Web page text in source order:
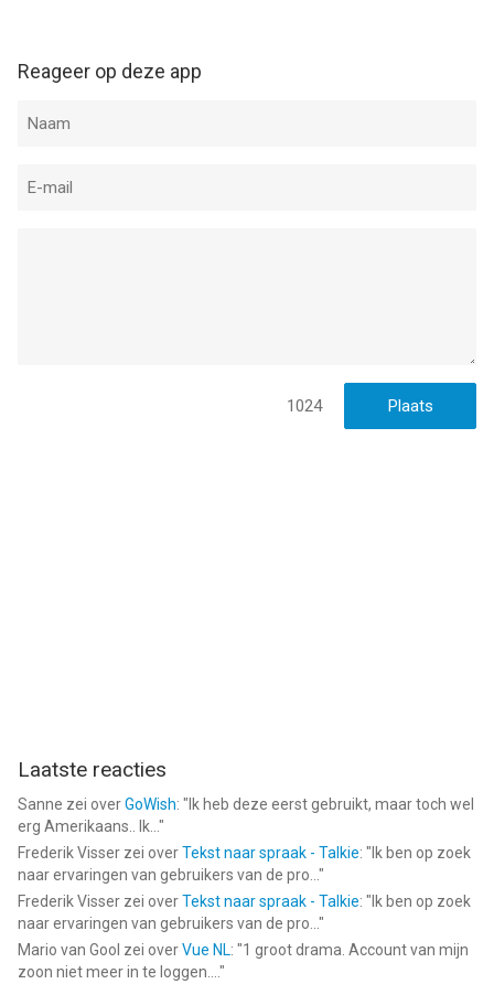
Reageer op deze app
1024
Laatste reacties
Sanne zei overGoWish: " Ik heb deze eerst gebruikt, maar toch wel
erg Amerikaans.. Ik... "
Frederik Visser zei overTekst naar spraak - Talkie: " Ik ben op zoek
naar ervaringen van gebruikers van de pro... "
Frederik Visser zei overTekst naar spraak - Talkie: " Ik ben op zoek
naar ervaringen van gebruikers van de pro... "
Mario van Gool zei overVue NL: "1 groot drama. Account van mijn
zoon niet meer in te loggen.... "